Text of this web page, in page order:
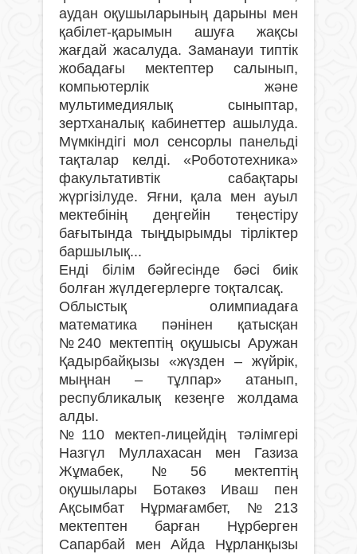
аудан оқушыларының дарыны мен
қабілет-қарымын ашуға жақсы
жағдай жасалуда. Заманауи типтік
жобадағы мектептер салынып,
компьютерлік және
мультимедиялық сыныптар,
зертханалық кабинеттер ашылуда.
Мүмкіндігі мол сенсорлы панельді
тақталар келді. «Робототехника»
факультативтік сабақтары
жүргізілуде. Яғни, қала мен ауыл
мектебінің деңгейін теңестіру
бағытында тыңдырымды тірліктер
баршылық...
Енді білім бәйгесінде бәсі биік
болған жүлдегерлерге тоқталсақ.
Облыстық олимпиадаға
математика пәнінен қатысқан
№240 мектептің оқушысы Аружан
Қадырбайқызы «жүзден – жүйрік,
мыңнан – тұлпар» атанып,
республикалық кезеңге жолдама
алды.
№110 мектеп-лицейдің тәлімгері
Назгүл Муллахасан мен Газиза
Жұмабек, №56 мектептің
оқушылары Ботакөз Иваш пен
Ақсымбат Нұрмағамбет, №213
мектептен барған Нұрберген
Сапарбай мен Айда Нұрланқызы